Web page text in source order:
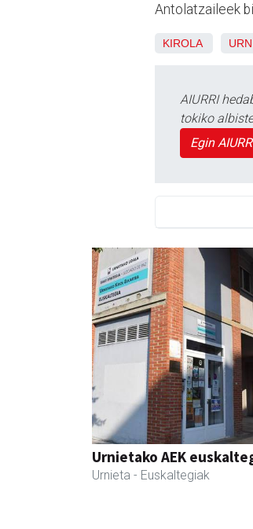
Antolatzaileek
KIROLA
AIURRI
tokiko
Egin
Urnietako AEK
Urnieta - Euskaltegiak